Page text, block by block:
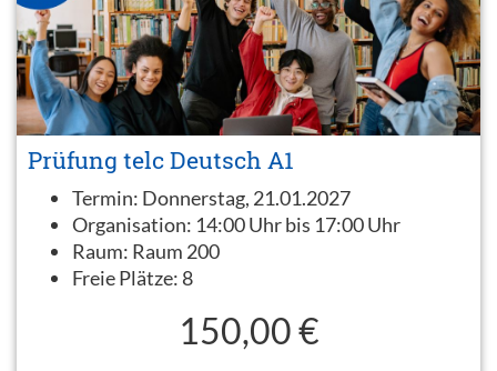
Prüfung telc Deutsch A1
Termin: Donnerstag, 21.01.2027
Organisation: 14:00 Uhr bis 17:00 Uhr
Raum: Raum 200
Freie Plätze: 8
150,00 €